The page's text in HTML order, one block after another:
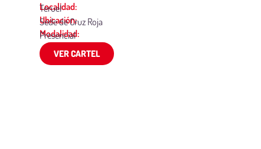
Localidad:
Teruel
Ubicación:
Sede de Cruz Roja
Modalidad:
Presencial
VER CARTEL